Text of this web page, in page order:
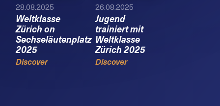
28.08.2025
Weltklasse
Zürich on
Sechseläutenplatz
2025
Discover
26.08.2025
Jugend
trainiert mit
Weltklasse
Zürich 2025
Discover